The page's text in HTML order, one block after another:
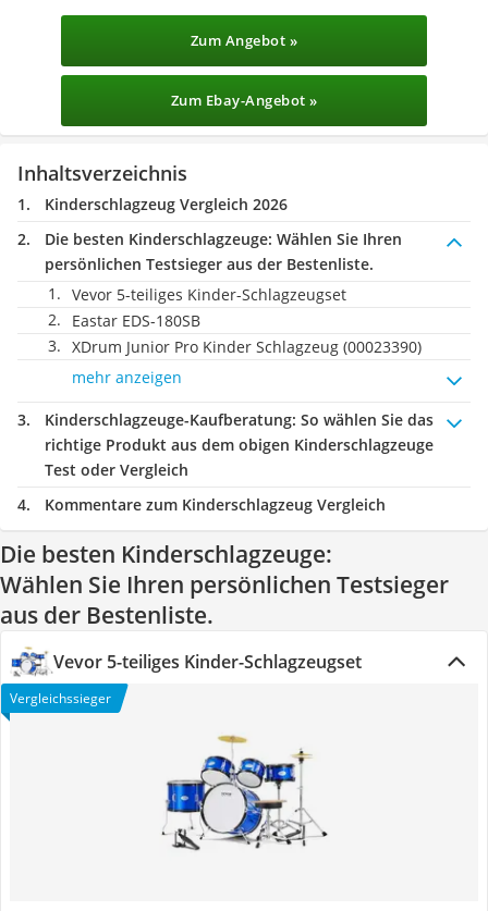
Zum Angebot »
Zum Ebay-Angebot »
Inhaltsverzeichnis
Kinderschlagzeug Vergleich 2026
Die besten Kinderschlagzeuge: Wählen Sie Ihren
persönlichen Testsieger aus der Bestenliste.
Vevor 5-teiliges Kinder-Schlagzeugset
Eastar EDS-180SB
XDrum Junior Pro Kinder Schlagzeug (00023390)
mehr anzeigen
Kinderschlagzeuge-Kaufberatung: So wählen Sie das
richtige Produkt aus dem obigen Kinderschlagzeuge
Test oder Vergleich
Kommentare zum Kinderschlagzeug Vergleich
Die besten Kinderschlagzeuge:
Wählen Sie Ihren persönlichen Testsieger
aus der Bestenliste.
Vevor 5-teiliges Kinder-Schlagzeugset
Vergleichssieger